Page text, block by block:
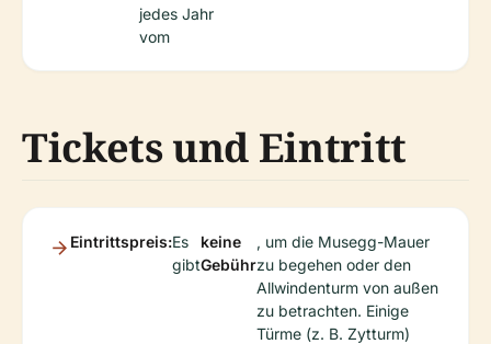
jedes Jahr
vom
Tickets und Eintritt
Eintrittspreis:Es
gibt
keine
Gebühr
, um die Musegg-Mauer
zu begehen oder den
Allwindenturm von außen
zu betrachten. Einige
Türme (z. B. Zytturm)